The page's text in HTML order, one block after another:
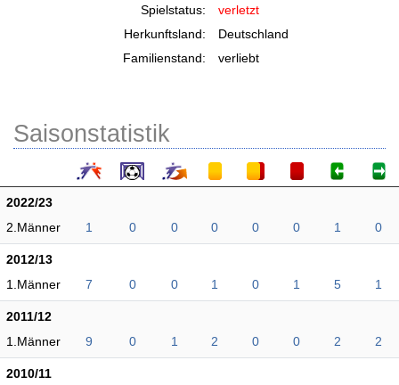
Spielstatus:
verletzt
Herkunftsland:
Deutschland
Familienstand:
verliebt
Saisonstatistik
2022/23
2.Männer
1 0 0 0 0 0 1 0
2012/13
1.Männer
7 0 0 1 0 1 5 1
2011/12
1.Männer
9 0 1 2 0 0 2 2
2010/11